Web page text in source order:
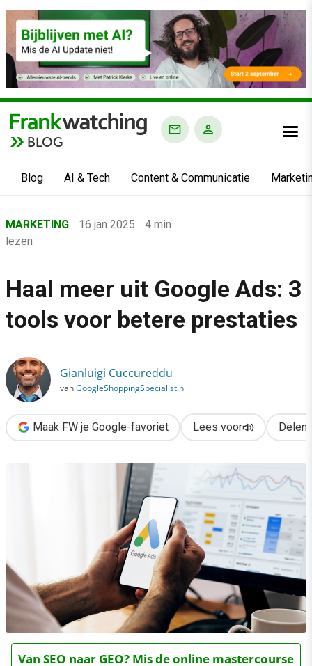
BLOG
Blog AI & Tech Content & Communicatie
›
Marketing
›
MARKETING 16 jan 2025
4 min
lezen
Haal meer uit Google Ads: 3
tools voor betere prestaties
Gianluigi Cuccureddu
vanGoogleShoppingSpecialist.nl
Maak FW je Google-favoriet Lees voor Delen
Van SEO naar GEO? Mis de online mastercourse